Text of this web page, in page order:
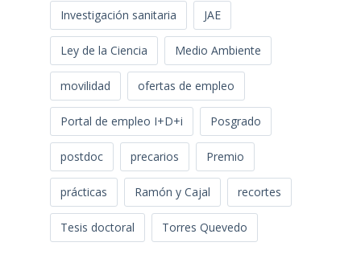
Investigación sanitaria JAE
Ley de la Ciencia Medio Ambiente
movilidad ofertas de empleo
Portal de empleo I+D+i Posgrado
postdoc precarios Premio
prácticas Ramón y Cajal recortes
Tesis doctoral Torres Quevedo